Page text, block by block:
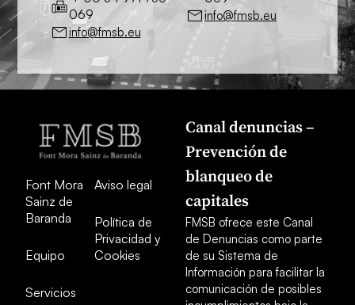
069
info@fmsb.eu
info@fmsb.eu
Font Mora
Sainz de
Baranda
Equipo
Servicios
Aviso legal
Política de
Privacidad y
Cookies
Canal denuncias –
Prevención de
blanqueo de
capitales
FMSB ofrece este Canal
de Denuncias como parte
de su Sistema de
Información para facilitar la
comunicación de posibles